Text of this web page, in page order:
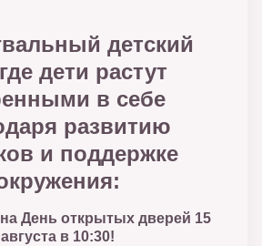
детский
дети растут
в себе
развитию
и поддержке
День открытых дверей 15
августа в 10:30!